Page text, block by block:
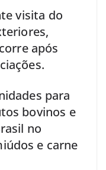
visita do
após
para
bovinos e
no
e carne